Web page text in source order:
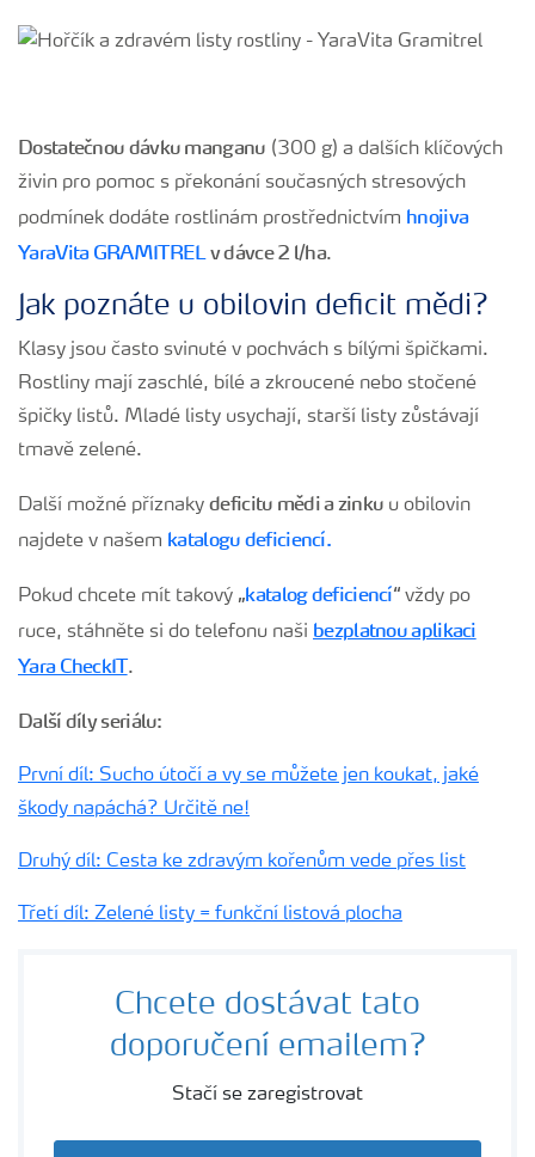
Dostatečnou dávku manganu (300 g) a dalších klíčových
živin pro pomoc s překonání současných stresových
podmínek dodáte rostlinám prostřednictvím hnojiva
YaraVita GRAMITRELv dávce 2 l/ha.
Jak poznáte u obilovin deficit mědi?
Klasy jsou často svinuté v pochvách s bílými špičkami.
Rostliny mají zaschlé, bílé a zkroucené nebo stočené
špičky listů. Mladé listy usychají, starší listy zůstávají
tmavě zelené.
Další možné příznaky deficitu mědi a zinku u obilovin
najdete v našem katalogu deficiencí.
Pokud chcete mít takový „katalog deficiencí“ vždy po
ruce, stáhněte si do telefonu naši bezplatnou aplikaci
Yara CheckIT.
Další díly seriálu:
První díl: Sucho útočí a vy se můžete jen koukat, jaké
škody napáchá? Určitě ne!
Druhý díl: Cesta ke zdravým kořenům vede přes list
Třetí díl: Zelené listy = funkční listová plocha
Chcete dostávat tato
doporučení emailem?
Stačí se zaregistrovat